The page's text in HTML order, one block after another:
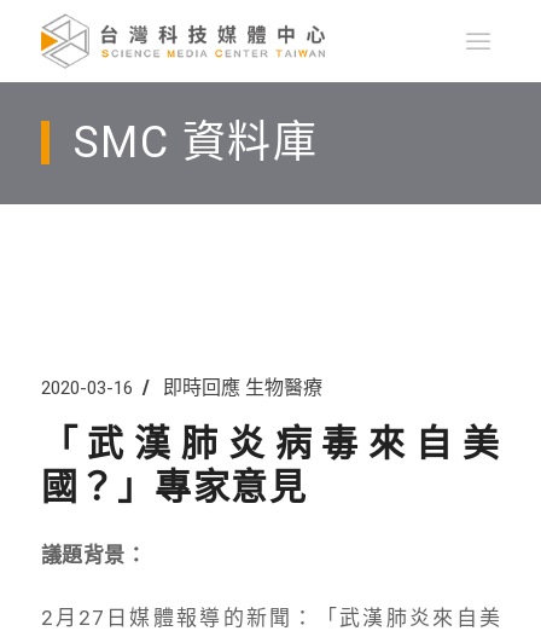
SMC 資料庫
2020-03-16 即時回應 生物醫療
「武漢肺炎病毒來自美
國？」專家意見
議題背景：
2月27日媒體報導的新聞：「武漢肺炎來自美